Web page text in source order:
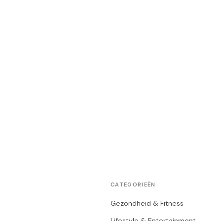
CATEGORIEËN
Gezondheid & Fitness